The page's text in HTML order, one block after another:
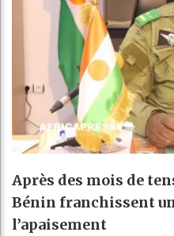
Après des mois de
Bénin franchissent
l’apaisement